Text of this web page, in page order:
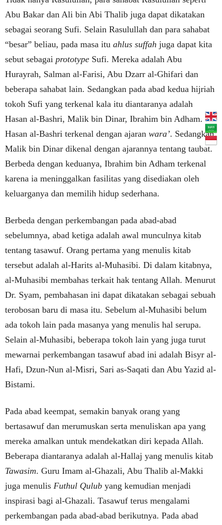
Abu Bakar dan Ali bin Abi Thalib juga dapat dikatakan
sebagai seorang Sufi. Selain Rasulullah dan para sahabat
“besar” beliau, pada masa itu ahlus suffah juga dapat kita
sebut sebagai prototype Sufi. Mereka adalah Abu
Hurayrah, Salman al-Farisi, Abu Dzarr al-Ghifari dan
beberapa sahabat lain. Sedangkan pada abad kedua hijriah
tokoh Sufi yang terkenal kala itu diantaranya adalah
Hasan al-Bashri, Malik bin Dinar, Ibrahim bin Adham.
Hasan al-Bashri terkenal dengan ajaran wara’. Sedangkan
Malik bin Dinar dikenal dengan ajarannya tentang taubat.
Berbeda dengan keduanya, Ibrahim bin Adham terkenal
karena ia meninggalkan fasilitas yang disediakan oleh
keluarganya dan memilih hidup sederhana.
Berbeda dengan perkembangan pada abad-abad
sebelumnya, abad ketiga adalah awal munculnya kitab
tentang tasawuf. Orang pertama yang menulis kitab
tersebut adalah al-Harits al-Muhasibi. Di dalam kitabnya,
al-Muhasibi membahas terkait hak tentang Allah. Menurut
Dr. Syam, pembahasan ini dapat dikatakan sebagai sebuah
terobosan baru di masa itu. Sebelum al-Muhasibi belum
ada tokoh lain pada masanya yang menulis hal serupa.
Selain al-Muhasibi, beberapa tokoh lain yang juga turut
mewarnai perkembangan tasawuf abad ini adalah Bisyr al-
Hafi, Dzun-Nun al-Misri, Sari as-Saqati dan Abu Yazid al-
Bistami.
Pada abad keempat, semakin banyak orang yang
bertasawuf dan merumuskan serta menuliskan apa yang
mereka amalkan untuk mendekatkan diri kepada Allah.
Beberapa diantaranya adalah al-Hallaj yang menulis kitab
Tawasim. Guru Imam al-Ghazali, Abu Thalib al-Makki
juga menulis Futhul Qulub yang kemudian menjadi
inspirasi bagi al-Ghazali. Tasawuf terus mengalami
perkembangan pada abad-abad berikutnya. Pada abad